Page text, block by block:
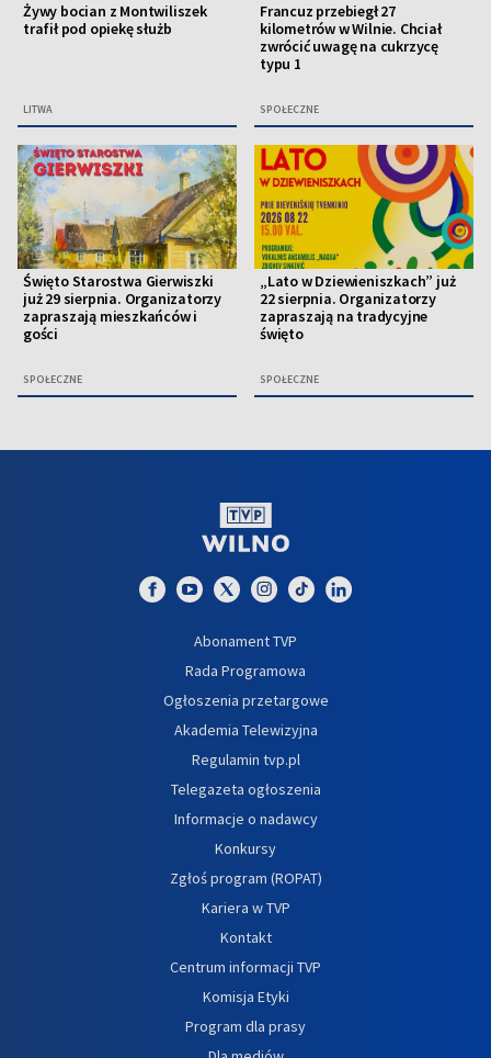
Żywy bocian z Montwiliszek
trafił pod opiekę służb
LITWA
Francuz przebiegł 27
kilometrów w Wilnie. Chciał
zwrócić uwagę na cukrzycę
typu 1
SPOŁECZNE
Święto Starostwa Gierwiszki
już 29 sierpnia. Organizatorzy
zapraszają mieszkańców i
gości
SPOŁECZNE
„Lato w Dziewieniszkach” już
22 sierpnia. Organizatorzy
zapraszają na tradycyjne
święto
SPOŁECZNE
Abonament TVP
Rada Programowa
Ogłoszenia przetargowe
Akademia Telewizyjna
Regulamin tvp.pl
Telegazeta ogłoszenia
Informacje o nadawcy
Konkursy
Zgłoś program (ROPAT)
Kariera w TVP
Kontakt
Centrum informacji TVP
Komisja Etyki
Program dla prasy